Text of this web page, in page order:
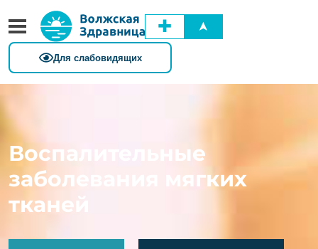
✚ ➤
Воспалительные
заболевания мягких
тканей